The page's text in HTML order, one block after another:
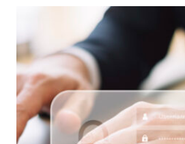
DECISIONI
AUTOMATIZZATE:
IL
NUOVO
PARADIGMA
GIURIDICO
DELL’ERA
ALGORITMICA